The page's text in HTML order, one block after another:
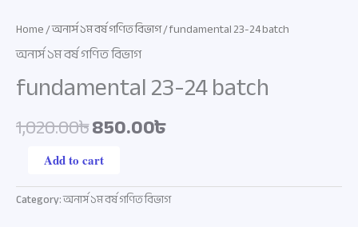
Home/অনার্স ১ম বর্ষ গণিত বিভাগ/ fundamental 23-24 batch
অনার্স ১ম বর্ষ গণিত বিভাগ
fundamental 23-24 batch
1,020.00৳850.00৳
Add to cart
Category:অনার্স ১ম বর্ষ গণিত বিভাগ